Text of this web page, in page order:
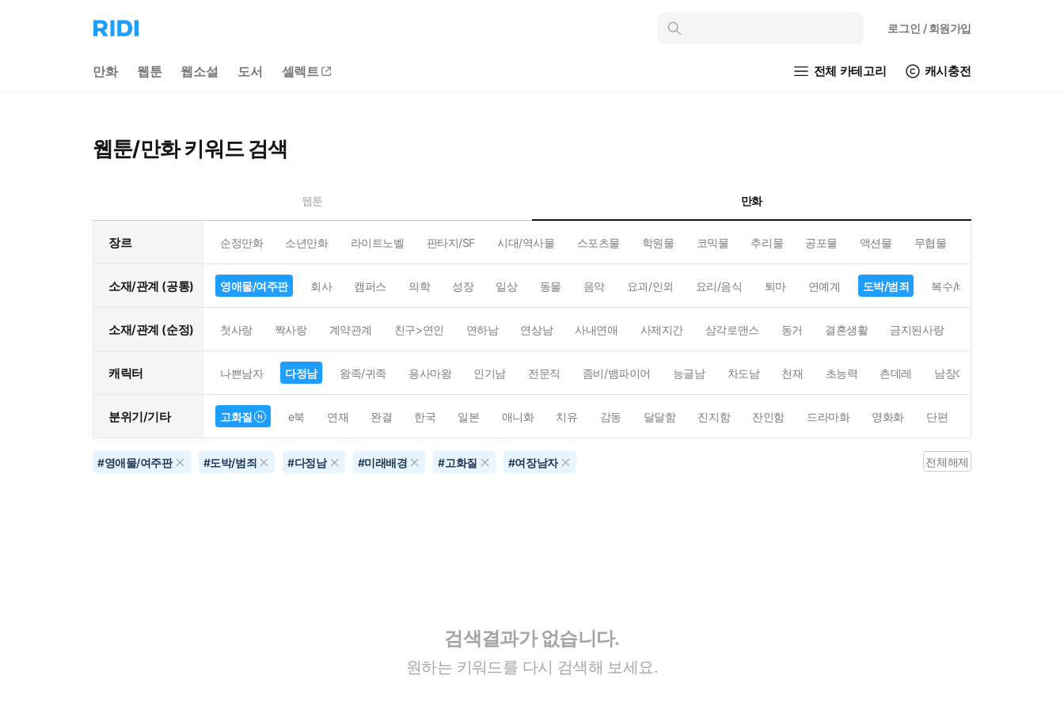
리
디
으
인
로그인 / 회원가입
만화 웹툰 웹소설 도서 셀렉트 전체 카테고리 캐시충전
웹툰/만화 키워드 검색
웹툰 만화
장르 순정만화 소년만화 라이트노벨 판타지/SF 시대/역사물 스포츠물 학원물 코믹물 추리물 공포물 액션물 무협물
소재/관계 (공통) 영애물/여주판 회사 캠퍼스 의학 성장 일상 동물 음악 요괴/인외 요리/음식 퇴마 연예계 도박/범죄 복수/배신
소재/관계 (순정) 첫사랑 짝사랑 계약관계 친구>연인 연하남 연상남 사내연애 사제지간 삼각로맨스 동거 결혼생활 금지된사랑
캐릭터 나쁜남자 다정남 왕족/귀족 용사마왕 인기남 전문직 좀비/뱀파이어 능글남 차도남 천재 초능력 츤데레 남장여자
분위기/기타 고화질 e북 연재 완결 한국 일본 애니화 치유 감동 달달함 진지함 잔인함 드라마화 영화화 단편
#영애물/여주판 #도박/범죄 #다정남 #미래배경 #고화질 #여장남자 전체해제
검색결과가 없습니다.
원하는 키워드를 다시 검색해 보세요.